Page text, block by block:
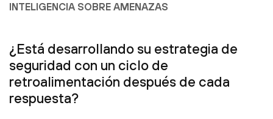
INTELIGENCIA SOBRE AMENAZAS
¿Está desarrollando su estrategia de
seguridad con un ciclo de
retroalimentación después de cada
respuesta?